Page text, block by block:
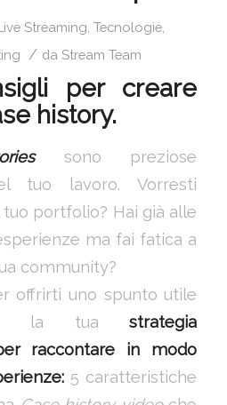
Streaming Tecnologie,
/ daStream Team
per creare
history.
sono preziose
tuo lavoro. Vorresti
portfolio? Hai già alle
ma fai fatica a
community?
offrirti uno spunto utile
la tuastrategia
raccontare in modo
5 caratteristiche